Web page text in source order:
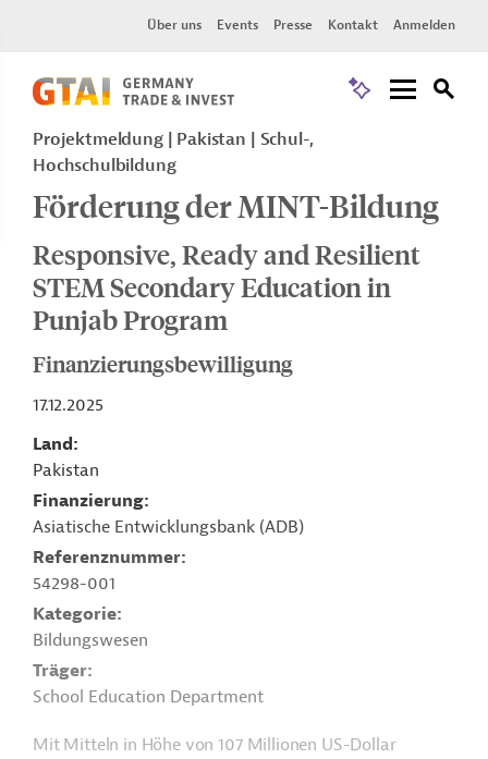
Über uns Events Presse Kontakt Anmelden
Projektmeldung Pakistan
Schul-,
Hochschulbildung
Förderung der MINT-Bildung
Responsive, Ready and Resilient
STEM Secondary Education in
Punjab Program
Finanzierungsbewilligung
17.12.2025
Land
Pakistan
Finanzierung
Asiatische Entwicklungsbank (ADB)
Referenznummer
54298-001
Kategorie
Bildungswesen
Träger
School Education Department
Mit Mitteln in Höhe von 107 Millionen US-Dollar